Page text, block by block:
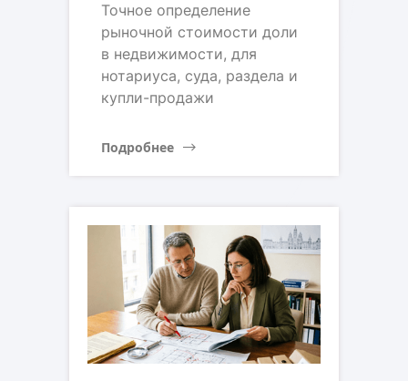
Точное определение
рыночной стоимости доли
в недвижимости, для
нотариуса, суда, раздела и
купли-продажи
Подробнее